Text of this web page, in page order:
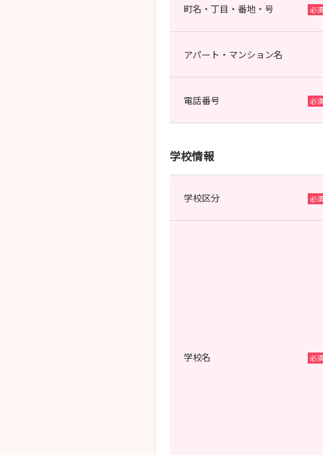
町名・丁目・番地・号
アパート・マンション名
電話番号
学校情報
学校区分
学校名